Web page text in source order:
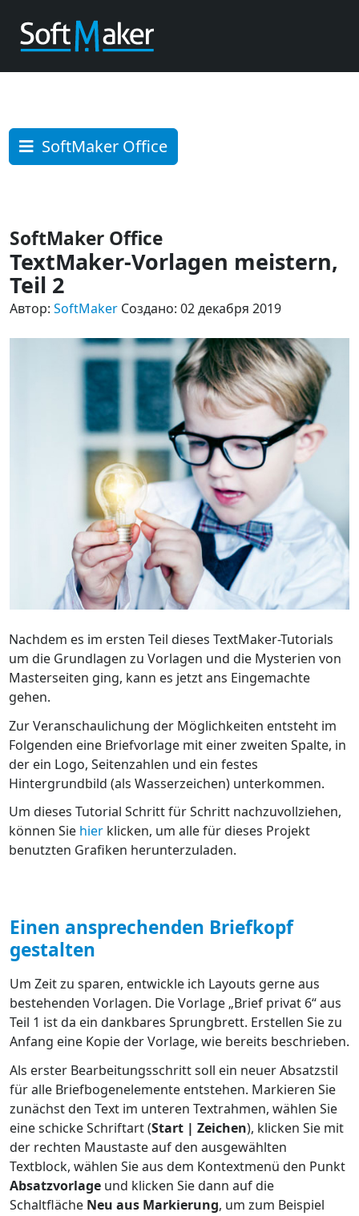
SoftMaker Office
TextMaker-Vorlagen meistern,
Teil 2
Автор: SoftMaker Создано: 02 декабря 2019
Nachdem es im ersten Teil dieses TextMaker-Tutorials
um die Grundlagen zu Vorlagen und die Mysterien von
Masterseiten ging, kann es jetzt ans Eingemachte
gehen.
Zur Veranschaulichung der Möglichkeiten entsteht im
Folgenden eine Briefvorlage mit einer zweiten Spalte, in
der ein Logo, Seitenzahlen und ein festes
Hintergrundbild (als Wasserzeichen) unterkommen.
Um dieses Tutorial Schritt für Schritt nachzuvollziehen,
können Sie hier klicken, um alle für dieses Projekt
benutzten Grafiken herunterzuladen.
Einen ansprechenden Briefkopf
gestalten
Um Zeit zu sparen, entwickle ich Layouts gerne aus
bestehenden Vorlagen. Die Vorlage „Brief privat 6“ aus
Teil 1 ist da ein dankbares Sprungbrett. Erstellen Sie zu
Anfang eine Kopie der Vorlage, wie bereits beschrieben.
Als erster Bearbeitungsschritt soll ein neuer Absatzstil
für alle Briefbogenelemente entstehen. Markieren Sie
zunächst den Text im unteren Textrahmen, wählen Sie
eine schicke Schriftart (Start | Zeichen), klicken Sie mit
der rechten Maustaste auf den ausgewählten
Textblock, wählen Sie aus dem Kontextmenü den Punkt
Absatzvorlage und klicken Sie dann auf die
Schaltfläche Neu aus Markierung, um zum Beispiel
SoftMaker Office